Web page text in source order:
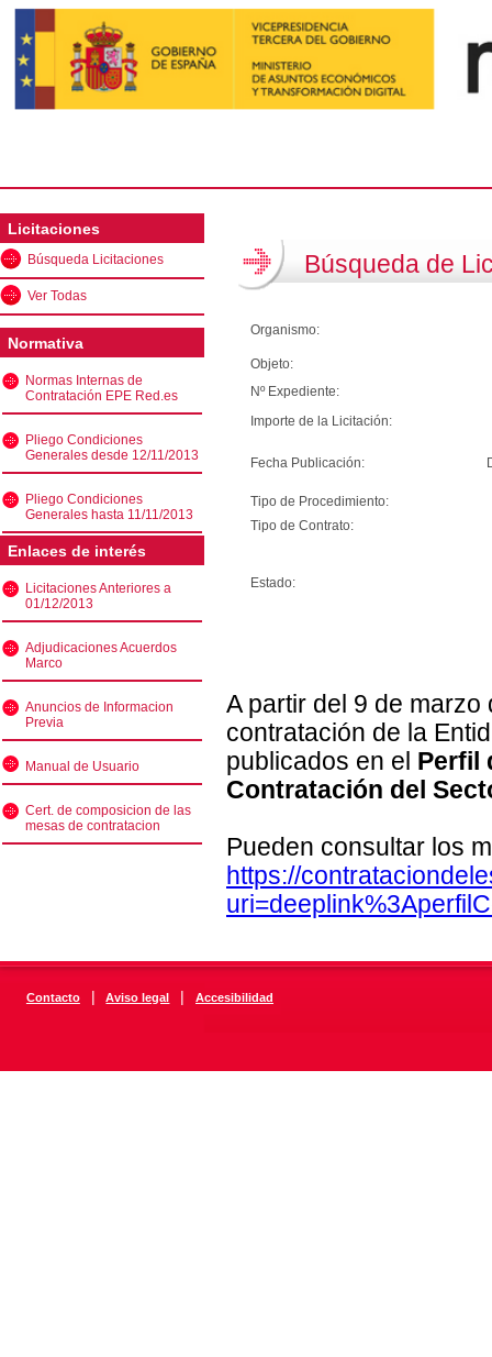
Licitaciones
Búsqueda Licitaciones
Ver Todas
Normativa
Normas Internas de
Contratación EPE Red.es
Pliego Condiciones
Generales desde 12/11/2013
Pliego Condiciones
Generales hasta 11/11/2013
Enlaces de interés
Licitaciones Anteriores a
01/12/2013
Adjudicaciones Acuerdos
Marco
Anuncios de Informacion
Previa
Manual de Usuario
Cert. de composicion de las
mesas de contratacion
Búsqueda de
Organismo:
Objeto:
Nº Expediente:
Importe de la Licitación:
Fecha Publicación:
Tipo de Procedimiento:
Tipo de Contrato:
Estado:
A partir del 9 de
contratación de la
publicados en el Perfil
Contratación del
Pueden consultar los
https://
Contacto | Aviso legal | Accesibilidad